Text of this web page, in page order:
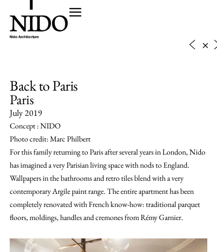
Back to Paris
Paris
July 2019
Concept : NIDO
Photo credit: Marc Philbert
For this family returning to Paris after several years in London, Nido
has imagined a very Parisian living space with nods to England.
Wallpapers in the bathrooms and retro tiles blend with a very
contemporary Argile paint range. The entire apartment has been
completely renovated with French know-how: traditional parquet
floors, moldings, handles and cremones from Rémy Garnier.